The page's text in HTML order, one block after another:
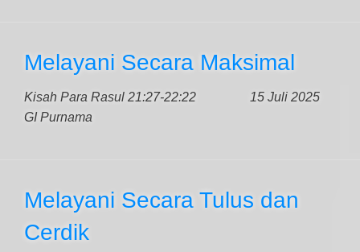
Melayani Secara Maksimal
Kisah Para Rasul 21:27-22:22
15 Juli 2025
GI Purnama
Melayani Secara Tulus dan
Cerdik